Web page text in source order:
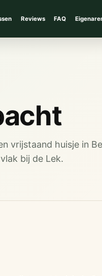
Reviews FAQ
vrijstaand huisje in
bij de Lek.